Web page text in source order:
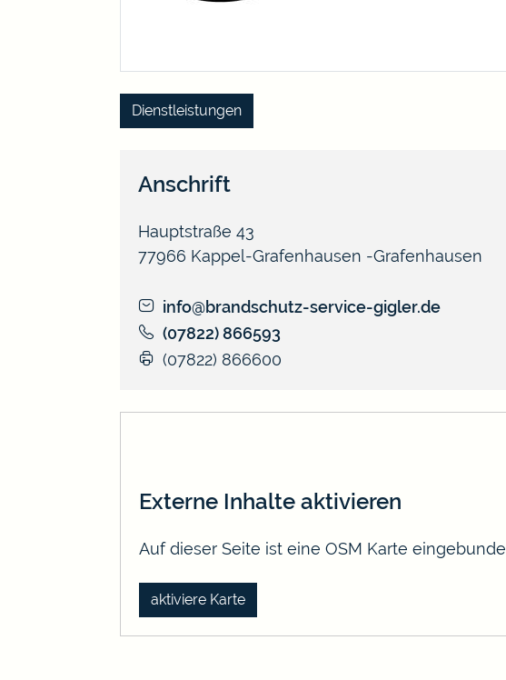
Anschrift
Grafenhausen
Hauptstraße 43
77966 Kappel-Grafenhausen
info@brandschutz-service-gigler.de
(07822) 866593
(07822) 866600
Externe Inhalte aktivieren
Auf dieser Seite ist eine OSM Karte
aktiviere Karte
Dienstleistungen